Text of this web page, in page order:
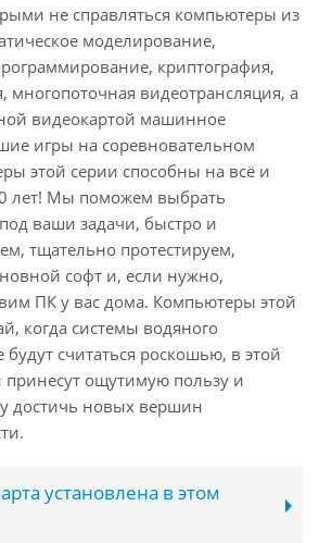
не справляться компьютеры из
моделирование,
криптография,
многопоточная видеотрансляция, а
видеокартой машинное
игры на соревновательном
этой серии способны на всё и
лет! Мы поможем выбрать
ваши задачи, быстро и
тщательно протестируем,
софт и, если нужно,
ПК у вас дома. Компьютеры этой
когда системы водяного
считаться роскошью, в этой
ощутимую пользу и
достичь новых вершин
установлена в этом